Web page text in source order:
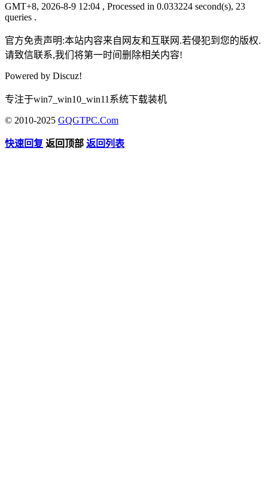
GMT+8, 2026-8-9 12:04 , Processed in 0.033224 second(s), 23
queries .
官方免责声明:本站内容来自网友和互联网.若侵犯到您的版权.
请致信联系,我们将第一时间删除相关内容!
Powered by Discuz!
专注于win7_win10_win11系统下载装机
© 2010-2025 GQGTPC.Com
快速回复 返回顶部 返回列表